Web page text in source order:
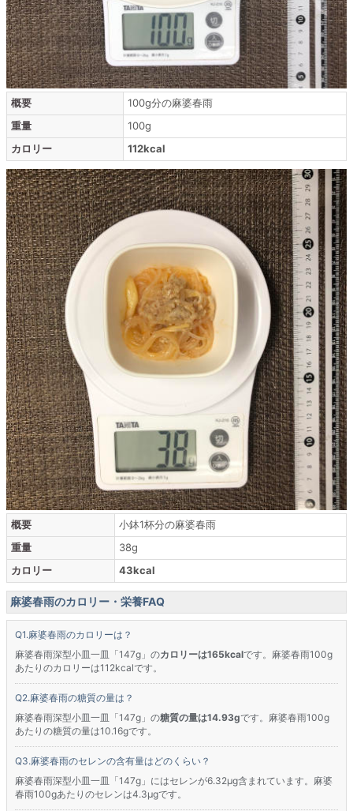
概要
100g分の麻婆春雨
重量
100g
カロリー
112kcal
概要
小鉢1杯分の麻婆春雨
重量
38g
カロリー
43kcal
麻婆春雨のカロリー・栄養FAQ
麻婆春雨のカロリーは？
麻婆春雨深型小皿一皿「147g」のカロリーは165kcalです。麻婆春雨100g
あたりのカロリーは112kcalです。
麻婆春雨の糖質の量は？
麻婆春雨深型小皿一皿「147g」の糖質の量は14.93gです。麻婆春雨100g
あたりの糖質の量は10.16gです。
麻婆春雨のセレンの含有量はどのくらい？
麻婆春雨深型小皿一皿「147g」にはセレンが6.32μg含まれています。麻婆
春雨100gあたりのセレンは4.3μgです。